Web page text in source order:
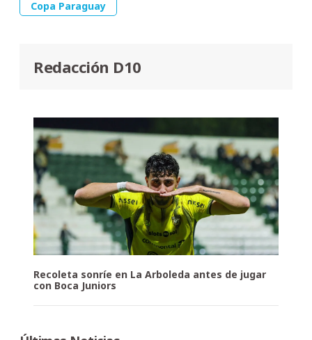
Copa Paraguay
Redacción D10
Recoleta sonríe en La Arboleda antes de jugar
con Boca Juniors